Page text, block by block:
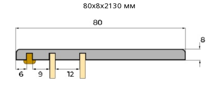
80х8х2130 мм